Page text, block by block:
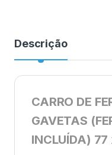
Descrição
CARRO DE
GAVETAS
INCLUÍDA)